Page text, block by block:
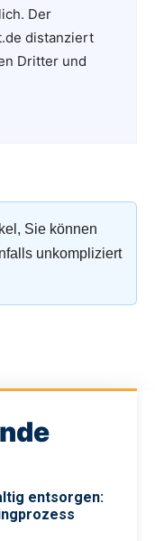
Der
distanziert
Dritter und
Sie können
unkompliziert
entsorgen: